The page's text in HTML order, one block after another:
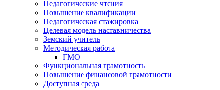
Педагогические чтения
Повышение квалификации
Педагогическая стажировка
Целевая модель наставничества
Земский учитель
Методическая работа
ГМО
Функциональная грамотность
Повышение финансовой грамотности
Доступная среда